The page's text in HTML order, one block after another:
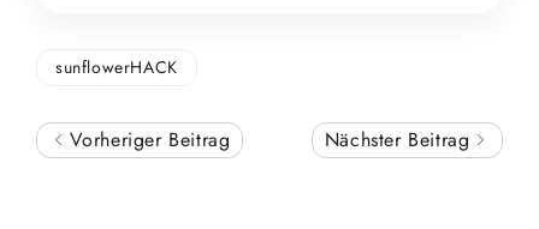
sunflowerHACK
Vorheriger Beitrag Nächster Beitrag